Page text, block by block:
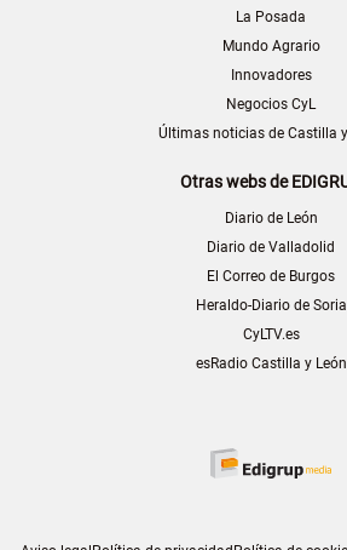
La Posada
Mundo Agrario
Innovadores
Negocios CyL
Últimas noticias de Castilla
Otras webs de
Diario de León
Diario de Valladolid
El Correo de Burgos
Heraldo-Diario de Soria
CyLTV.es
esRadio Castilla y León